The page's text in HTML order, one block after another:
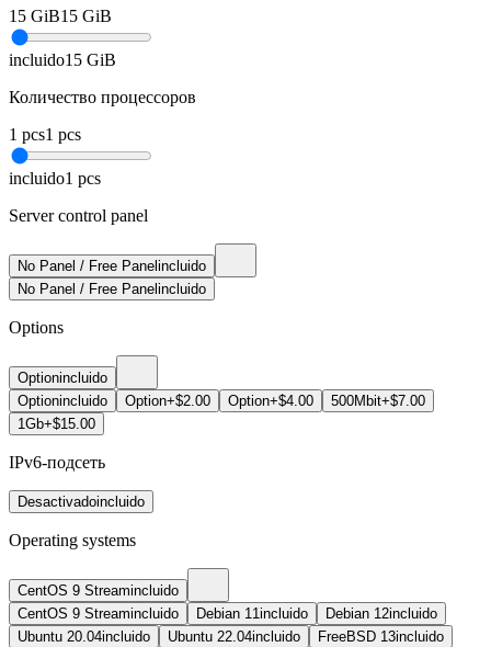
15 GiB15 GiB
incluido15 GiB
Количество процессоров
1 pcs1 pcs
incluido1 pcs
Server control panel
No Panel / Free Panel incluido
No Panel / Free Panel incluido
Options
Optionincluido
Optionincluido Option+$2.00 Option+$4.00 500Mbit+$7.00
1Gb+$15.00
IPv6-подсеть
Desactivadoincluido
Operating systems
CentOS 9 Streamincluido
CentOS 9 Streamincluido Debian 11incluido Debian 12incluido
Ubuntu 20.04incluido Ubuntu 22.04incluido FreeBSD 13incluido